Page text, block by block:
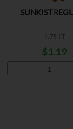
SUNKIST
1.75 LT
$1.19